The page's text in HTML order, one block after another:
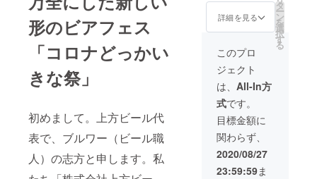
形のビアフェス
「コロナどっかい
きな祭」
初めまして。上方ビール代
表で、ブルワー（ビール職
人）の志方と申します。私
えます。
集合写
真の撮
たいで
す！ 通
常4000
円→当
日現地
お渡し
に付、
キャン
プファ
イヤー
限定
3500
券”を 通
常5000
円→ク
ラウド
ファン
ディン
グ特典
4500円
に！！
当日会
場に
て、ご
支援い
ただい
た情報
を確認
詳細を見る
タ
ー
ン
を
選
択
す
る
このプロ
ジェクト
は、 All-In方
式です。
目標金額に
関わらず、
2020/08/27
23:59:59ま